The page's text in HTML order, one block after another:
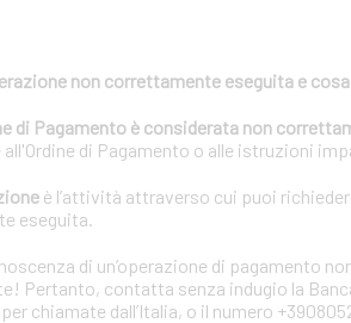
non correttamente eseguita e
di Pagamento è considerata non
di Pagamento o alle istruzioni
è l’attività attraverso cui puoi
eseguita.
di un’operazione di pagamento
Pertanto, contatta senza indugio la
chiamate dall’Italia, o il numero